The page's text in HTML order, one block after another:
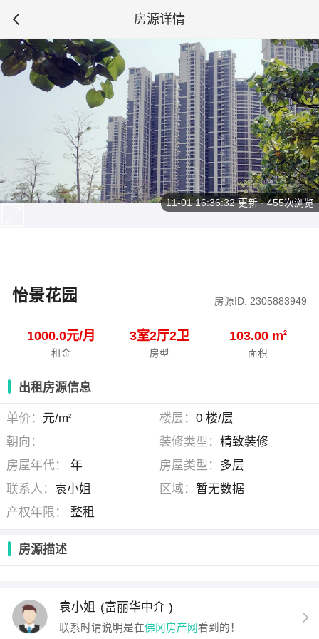
房源详情
怡景花园 房源ID: 2305883949
1000.0元/月
租金
3室2厅2卫
房型
103.00 m2
面积
11-01 16:36:32更新 · 455次浏览
出租房源信息
单价： 元/m2 楼层： 0 楼/层
朝向：
装修类型： 精致装修
房屋年代：
年 房屋类型： 多层
联系人：袁小姐 区域： 暂无数据
产权年限：
整租
房源描述
袁小姐 (富丽华中介 )
联系时请说明是在佛冈房产网看到的！